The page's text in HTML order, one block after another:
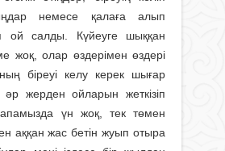
немесе қалаға алып
ой салды. Күйеуге шыққан
жоқ, олар өздерімен өздері
біреуі келу керек шығар
жерден ойларын жеткізіп
үн жоқ, тек төмен
аққан жас бетін жуып отыра